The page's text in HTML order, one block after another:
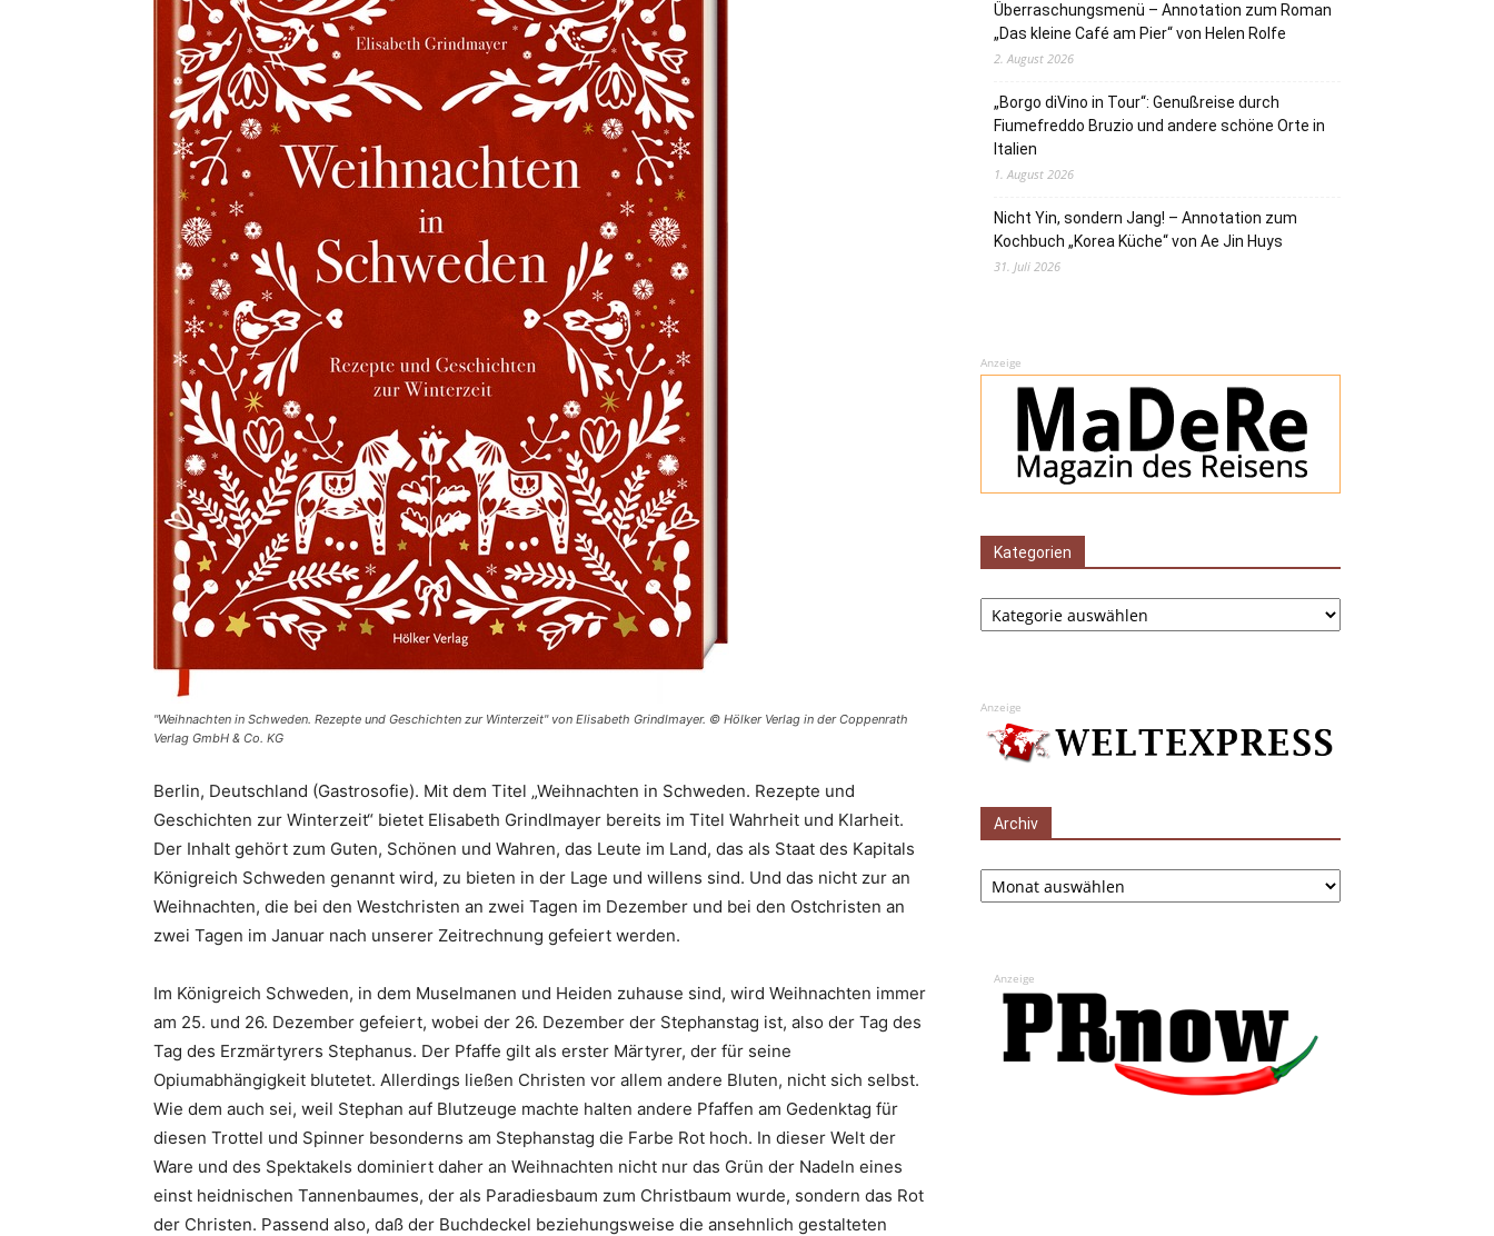
"Weihnachten in Schweden. Rezepte und Geschichten zur Winterzeit" von Elisabeth Grindlmayer. © Hölker Verlag in der Coppenrath
Verlag GmbH & Co. KG
Berlin, Deutschland (Gastrosofie). Mit dem Titel „Weihnachten in Schweden. Rezepte und
Geschichten zur Winterzeit“ bietet Elisabeth Grindlmayer bereits im Titel Wahrheit und Klarheit.
Der Inhalt gehört zum Guten, Schönen und Wahren, das Leute im Land, das als Staat des Kapitals
Königreich Schweden genannt wird, zu bieten in der Lage und willens sind. Und das nicht zur an
Weihnachten, die bei den Westchristen an zwei Tagen im Dezember und bei den Ostchristen an
zwei Tagen im Januar nach unserer Zeitrechnung gefeiert werden.
Im Königreich Schweden, in dem Muselmanen und Heiden zuhause sind, wird Weihnachten immer
am 25. und 26. Dezember gefeiert, wobei der 26. Dezember der Stephanstag ist, also der Tag des
Tag des Erzmärtyrers Stephanus. Der Pfaffe gilt als erster Märtyrer, der für seine
Opiumabhängigkeit blutetet. Allerdings ließen Christen vor allem andere Bluten, nicht sich selbst.
Wie dem auch sei, weil Stephan auf Blutzeuge machte halten andere Pfaffen am Gedenktag für
diesen Trottel und Spinner besonderns am Stephanstag die Farbe Rot hoch. In dieser Welt der
Ware und des Spektakels dominiert daher an Weihnachten nicht nur das Grün der Nadeln eines
einst heidnischen Tannenbaumes, der als Paradiesbaum zum Christbaum wurde, sondern das Rot
der Christen. Passend also, daß der Buchdeckel beziehungsweise die ansehnlich gestalteten
Überraschungsmenü – Annotation zum Roman
„Das kleine Café am Pier“ von Helen Rolfe
2. August 2026
„Borgo diVino in Tour“: Genußreise durch
Fiumefreddo Bruzio und andere schöne Orte in
Italien
1. August 2026
Nicht Yin, sondern Jang! – Annotation zum
Kochbuch „Korea Küche“ von Ae Jin Huys
31. Juli 2026
Anzeige
Kategorien
Kategorien
Anzeige
Archiv
Archiv
Anzeige